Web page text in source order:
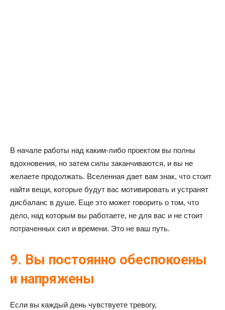
В начале работы над каким-либо проектом вы полны
вдохновения, но затем силы заканчиваются, и вы не
желаете продолжать. Вселенная дает вам знак, что стоит
найти вещи, которые будут вас мотивировать и устранят
дисбаланс в душе. Еще это может говорить о том, что
дело, над которым вы работаете, не для вас и не стоит
потраченных сил и времени. Это не ваш путь.
9. Вы постоянно обеспокоены
и напряжены
Если вы каждый день чувствуете тревогу,